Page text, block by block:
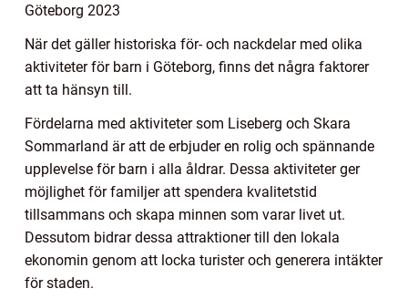
Göteborg 2023
När det gäller historiska för- och nackdelar med olika
aktiviteter för barn i Göteborg, finns det några faktorer
att ta hänsyn till.
Fördelarna med aktiviteter som Liseberg och Skara
Sommarland är att de erbjuder en rolig och spännande
upplevelse för barn i alla åldrar. Dessa aktiviteter ger
möjlighet för familjer att spendera kvalitetstid
tillsammans och skapa minnen som varar livet ut.
Dessutom bidrar dessa attraktioner till den lokala
ekonomin genom att locka turister och generera intäkter
för staden.